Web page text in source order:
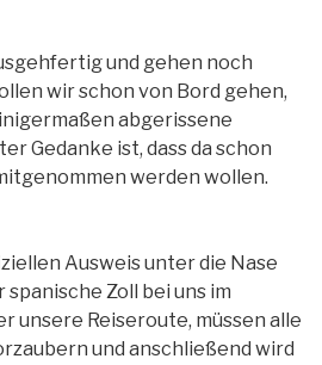
und gehen noch
wir schon von Bord gehen,
abgerissene
Gedanke ist, dass da schon
werden wollen.
Ausweis unter die Nase
Zoll bei uns im
unsere Reiseroute, müssen alle
und anschließend wird